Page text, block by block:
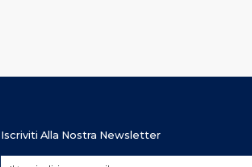
Iscriviti Alla Nostra Newsletter